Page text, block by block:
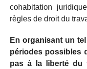
cohabitation
règles de droit du
En organisant un
périodes possibles
pas à la liberté du